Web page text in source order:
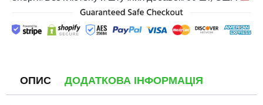
ОПИС ДОДАТКОВА ІНФОРМАЦІЯ